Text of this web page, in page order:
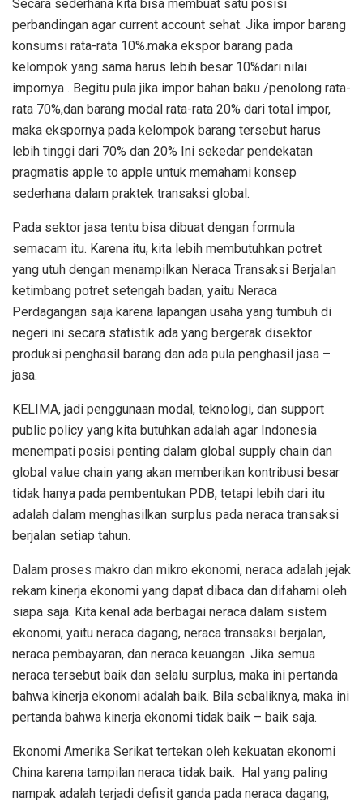
Secara sederhana kita bisa membuat satu posisi
perbandingan agar current account sehat. Jika impor barang
konsumsi rata-rata 10%.maka ekspor barang pada
kelompok yang sama harus lebih besar 10%dari nilai
impornya . Begitu pula jika impor bahan baku /penolong rata-
rata 70%,dan barang modal rata-rata 20% dari total impor,
maka ekspornya pada kelompok barang tersebut harus
lebih tinggi dari 70% dan 20% Ini sekedar pendekatan
pragmatis apple to apple untuk memahami konsep
sederhana dalam praktek transaksi global.
Pada sektor jasa tentu bisa dibuat dengan formula
semacam itu. Karena itu, kita lebih membutuhkan potret
yang utuh dengan menampilkan Neraca Transaksi Berjalan
ketimbang potret setengah badan, yaitu Neraca
Perdagangan saja karena lapangan usaha yang tumbuh di
negeri ini secara statistik ada yang bergerak disektor
produksi penghasil barang dan ada pula penghasil jasa –
jasa.
KELIMA, jadi penggunaan modal, teknologi, dan support
public policy yang kita butuhkan adalah agar Indonesia
menempati posisi penting dalam global supply chain dan
global value chain yang akan memberikan kontribusi besar
tidak hanya pada pembentukan PDB, tetapi lebih dari itu
adalah dalam menghasilkan surplus pada neraca transaksi
berjalan setiap tahun.
Dalam proses makro dan mikro ekonomi, neraca adalah jejak
rekam kinerja ekonomi yang dapat dibaca dan difahami oleh
siapa saja. Kita kenal ada berbagai neraca dalam sistem
ekonomi, yaitu neraca dagang, neraca transaksi berjalan,
neraca pembayaran, dan neraca keuangan. Jika semua
neraca tersebut baik dan selalu surplus, maka ini pertanda
bahwa kinerja ekonomi adalah baik. Bila sebaliknya, maka ini
pertanda bahwa kinerja ekonomi tidak baik – baik saja.
Ekonomi Amerika Serikat tertekan oleh kekuatan ekonomi
China karena tampilan neraca tidak baik. Hal yang paling
nampak adalah terjadi defisit ganda pada neraca dagang,